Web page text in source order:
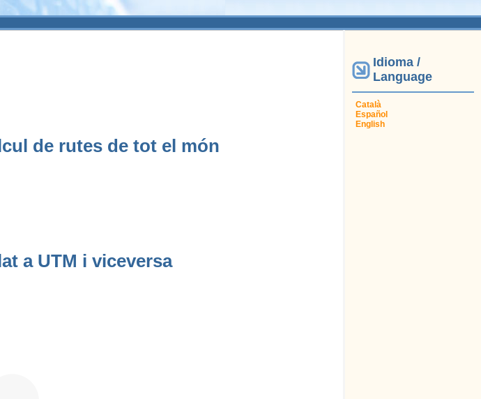
de rutes de tot el món
a UTM i viceversa
Idioma /
Language
Català
Español
English